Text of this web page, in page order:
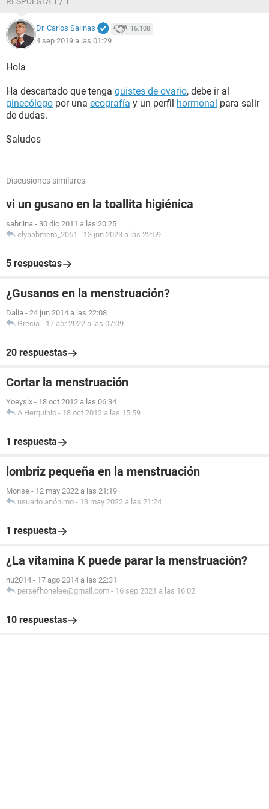
Dr. Carlos Salinas 16.108
4 sep 2019 a las 01:29
Hola
Ha descartado que tenga quistes de ovario, debe ir al
ginecólogo por una ecografía y un perfil hormonal para salir
de dudas.
Saludos
Discusiones similares
vi un gusano en la toallita higiénica
sabriina - 30 dic 2011 a las 20:25
elyaahmero_2051 - 13 jun 2023 a las 22:59
5 respuestas
¿Gusanos en la menstruación?
Dalia - 24 jun 2014 a las 22:08
Grecia - 17 abr 2022 a las 07:09
20 respuestas
Cortar la menstruación
Yoeysix - 18 oct 2012 a las 06:34
A.Herquinio - 18 oct 2012 a las 15:59
1 respuesta
lombriz pequeña en la menstruación
Monse - 12 may 2022 a las 21:19
usuario anónimo - 13 may 2022 a las 21:24
1 respuesta
¿La vitamina K puede parar la menstruación?
nu2014 - 17 ago 2014 a las 22:31
persefhonelee@gmail.com - 16 sep 2021 a las 16:02
10 respuestas